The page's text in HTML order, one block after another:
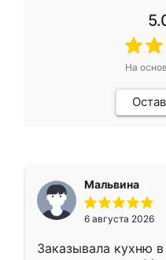
На
Мальвина
6 августа 2026
Заказывала кухню